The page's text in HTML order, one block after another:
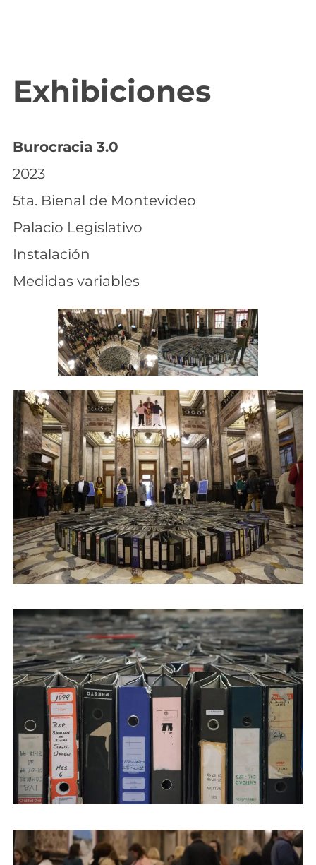
Exhibiciones
Burocracia 3.0
2023
5ta. Bienal de Montevideo
Palacio Legislativo
Instalación
Medidas variables